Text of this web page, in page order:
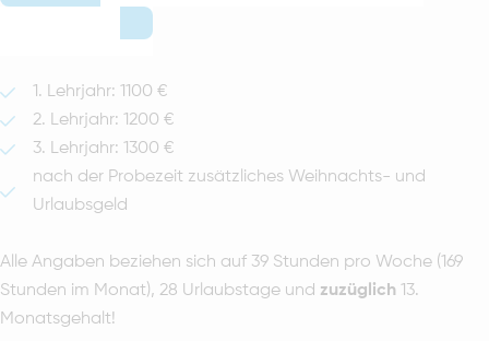
1. Lehrjahr: 1100 €
2. Lehrjahr: 1200 €
3. Lehrjahr: 1300 €
nach der Probezeit zusätzliches Weihnachts- und
Urlaubsgeld
Alle Angaben beziehen sich auf 39 Stunden pro Woche (169
Stunden im Monat), 28 Urlaubstage und zuzüglich 13.
Monatsgehalt!